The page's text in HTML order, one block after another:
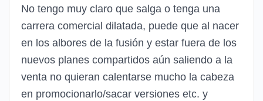
No tengo muy claro que salga o tenga una
carrera comercial dilatada, puede que al nacer
en los albores de la fusión y estar fuera de los
nuevos planes compartidos aún saliendo a la
venta no quieran calentarse mucho la cabeza
en promocionarlo/sacar versiones etc. y